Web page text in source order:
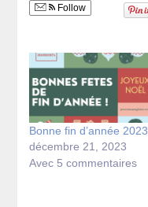
Follow
Bonne fin d’année 2023
décembre 21, 2023
Avec 5 commentaires